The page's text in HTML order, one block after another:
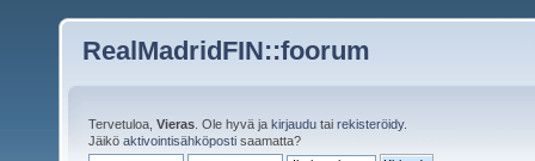
RealMadridFIN::foorum
Tervetuloa, Vieras . Ole hyvä ja kirjaudu tai rekisteröidy.
Jäikö aktivointisähköposti saamatta?